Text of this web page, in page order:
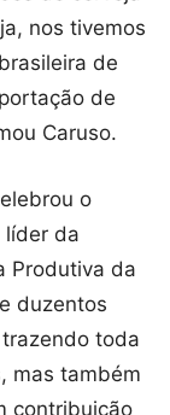
nos tivemos
de
de
Caruso.
o
líder da
Produtiva da
duzentos
toda
mas também
contribuição